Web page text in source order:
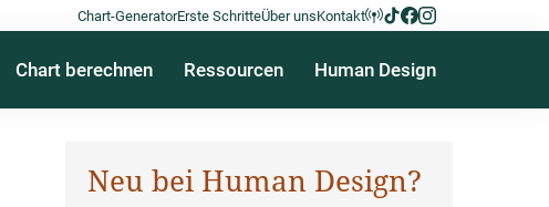
Chart-GeneratorErste SchritteÜber unsKontakt
Chart berechnen Ressourcen Human Design
Neu bei Human Design?